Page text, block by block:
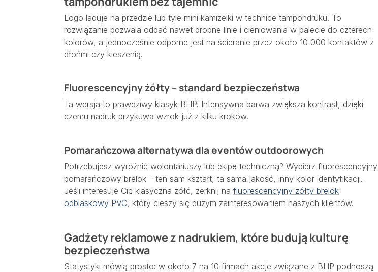
Logo ląduje na przedzie lub tyle mini kamizelki w technice tampondruku. To
rozwiązanie pozwala oddać nawet drobne linie i cieniowania w palecie do czterech
kolorów, a jednocześnie odporne jest na ścieranie przez około 10 000 kontaktów z
dłońmi czy kieszenią.
Fluorescencyjny żółty – standard bezpieczeństwa
Ta wersja to prawdziwy klasyk BHP. Intensywna barwa zwiększa kontrast, dzięki
czemu nadruk przykuwa wzrok już z kilku kroków.
Pomarańczowa alternatywa dla eventów outdoorowych
Potrzebujesz wyróżnić wolontariuszy lub ekipę techniczną? Wybierz fluorescencyjny
pomarańczowy brelok – ten sam kształt, ta sama jakość, inny kolor identyfikacji.
Jeśli interesuje Cię klasyczna żółć, zerknij na fluorescencyjny żółty brelok
odblaskowy PVC , który cieszy się dużym zainteresowaniem naszych klientów.
Gadżety reklamowe z nadrukiem, które budują kulturę
bezpieczeństwa
Statystyki mówią prosto: w około 7 na 10 firmach akcje związane z BHP podnoszą